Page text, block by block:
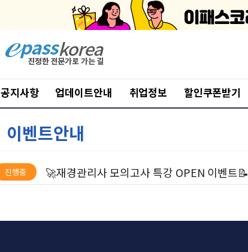
공지사항 업데이트안내 취업정보 할인쿠폰받기
이벤트안내
진행중 🚀재경관리사 모의고사 특강 OPEN 이벤트📝